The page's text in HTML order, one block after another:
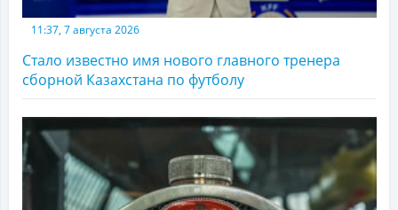
11:37, 7 августа 2026
Стало известно имя нового главного тренера
сборной Казахстана по футболу